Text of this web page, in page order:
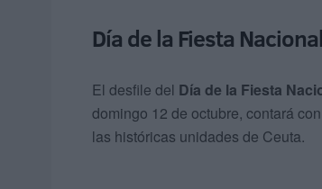
Día de la Fiesta
El desfile del Día de la Fiesta
domingo 12 de octubre, contará
las históricas unidades de Ceuta.